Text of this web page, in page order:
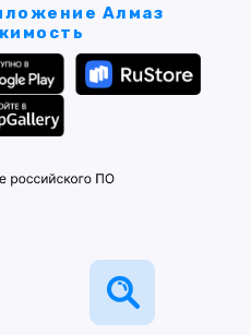
Алмаз